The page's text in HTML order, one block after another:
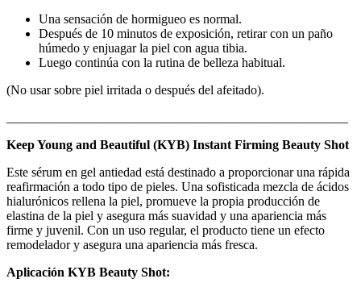
Una sensación de hormigueo es normal.
Después de 10 minutos de exposición, retirar con un paño
húmedo y enjuagar la piel con agua tibia.
Luego continúa con la rutina de belleza habitual.
(No usar sobre piel irritada o después del afeitado).
Keep Young and Beautiful (KYB) Instant Firming Beauty Shot
Este sérum en gel antiedad está destinado a proporcionar una rápida
reafirmación a todo tipo de pieles. Una sofisticada mezcla de ácidos
hialurónicos rellena la piel, promueve la propia producción de
elastina de la piel y asegura más suavidad y una apariencia más
firme y juvenil. Con un uso regular, el producto tiene un efecto
remodelador y asegura una apariencia más fresca.
Aplicación KYB Beauty Shot: